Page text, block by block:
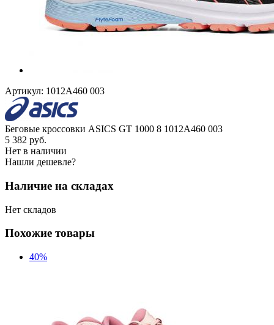
Артикул: 1012A460 003
Беговые кроссовки ASICS GT 1000 8 1012A460 003
5 382 руб.
Нет в наличии
Нашли дешевле?
Наличие на складах
Нет складов
Похожие товары
40%